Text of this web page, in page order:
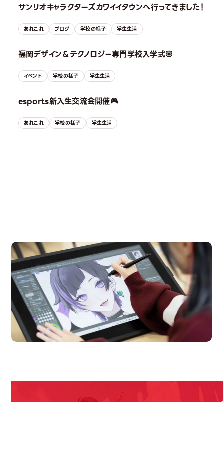
サンリオキャラクターズカワイイタウンへ行ってきました！
あれこれ ブログ 学校の様子 学生生活
福岡デザイン＆テクノロジー専門学校入学式🌸
イベント 学校の様子 学生生活
esports新入生交流会開催🎮
あれこれ 学校の様子 学生生活
Campus Open